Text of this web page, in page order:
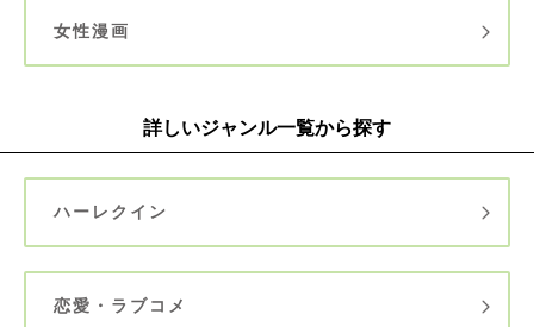
女性漫画
詳しいジャンル一覧から探す
ハーレクイン
恋愛・ラブコメ